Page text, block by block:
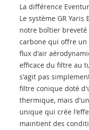
La différence
Le système GR
notre boîtier
carbone qui offre un
flux d'air
efficace du filtre au
s'agit pas
filtre conique doté
thermique, mais
unique qui crée
maintient des